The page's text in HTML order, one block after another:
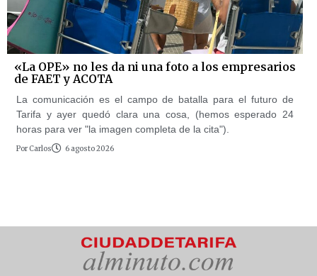
«La OPE» no les da ni una foto a los empresarios
de FAET y ACOTA
La comunicación es el campo de batalla para el futuro de
Tarifa y ayer quedó clara una cosa, (hemos esperado 24
horas para ver "la imagen completa de la cita").
Por Carlos 6 agosto 2026